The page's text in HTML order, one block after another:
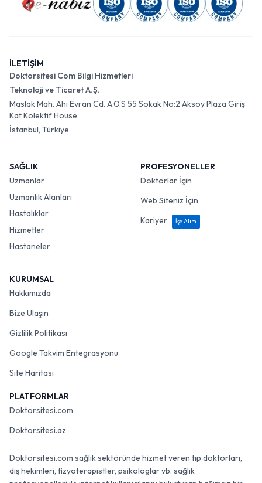
İLETİŞİM
Doktorsitesi Com Bilgi Hizmetleri
Teknoloji ve Ticaret A.Ş.
Maslak Mah. Ahi Evran Cd. A.O.S 55 Sokak No:2 Aksoy Plaza Giriş
Kat Kolektif House
İstanbul, Türkiye
SAĞLIK
Uzmanlar
Uzmanlık Alanları
Hastalıklar
Hizmetler
Hastaneler
PROFESYONELLER
Doktorlar İçin
Web Siteniz İçin
Kariyer
İşe Alım
KURUMSAL
Hakkımızda
Bize Ulaşın
Gizlilik Politikası
Google Takvim Entegrasyonu
Site Haritası
PLATFORMLAR
Doktorsitesi.com
Doktorsitesi.az
Doktorsitesi.com sağlık sektöründe hizmet veren tıp doktorları,
diş hekimleri, fizyoterapistler, psikologlar vb. sağlık